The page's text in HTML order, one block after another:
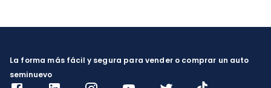
verificada en ClikAuto
La forma más fácil y segura para vender o comprar un auto
seminuevo